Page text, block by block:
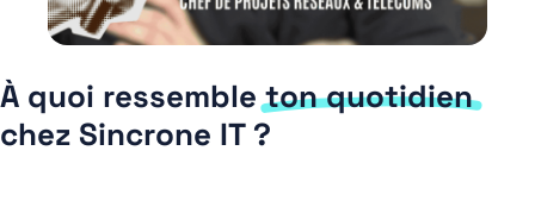
À quoi ressembleton quotidien
chez Sincrone IT ?